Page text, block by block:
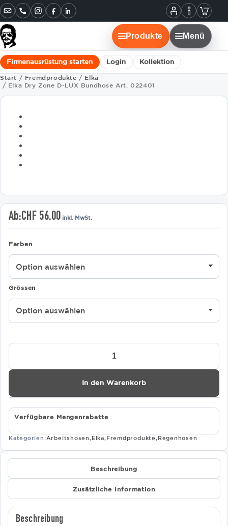
Mein
Konto
Informationen
Instagram
FacebookLinkedIn
Produkte Menü
Firmenausrüstung starten Login Kollektion
Start / Fremdprodukte / Elka
/ Elka Dry Zone D-LUX Bundhose Art. 022401
Ab:CHF 56.00 inkl. MwSt.
Farben
Grössen
Elka
Zone
D-
Bundhose
022401
In den Warenkorb
Verfügbare Mengenrabatte
Kategorien:Arbeitshosen,Elka,Fremdprodukte,Regenhosen
Beschreibung
Zusätzliche Information
Beschreibung